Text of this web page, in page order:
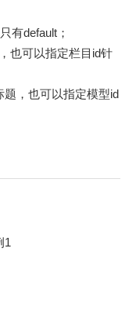
有default；
也可以指定栏目id针
题，也可以指定模型id